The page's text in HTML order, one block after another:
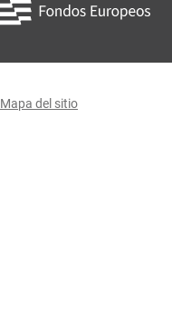
Mapa del sitio